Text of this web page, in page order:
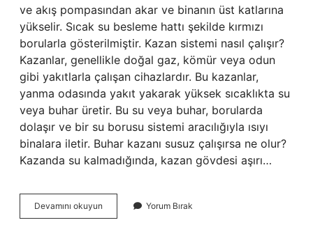
ve akış pompasından akar ve binanın üst katlarına
yükselir. Sıcak su besleme hattı şekilde kırmızı
borularla gösterilmiştir. Kazan sistemi nasıl çalışır?
Kazanlar, genellikle doğal gaz, kömür veya odun
gibi yakıtlarla çalışan cihazlardır. Bu kazanlar,
yanma odasında yakıt yakarak yüksek sıcaklıkta su
veya buhar üretir. Bu su veya buhar, borularda
dolaşır ve bir su borusu sistemi aracılığıyla ısıyı
binalara iletir. Buhar kazanı susuz çalışırsa ne olur?
Kazanda su kalmadığında, kazan gövdesi aşırı…
Devamını okuyun
Su
Yorum Bırak